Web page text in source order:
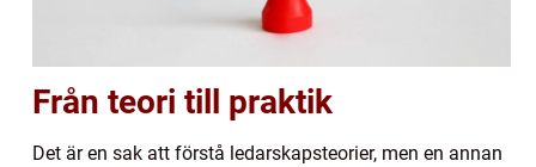
Från teori till praktik
Det är en sak att förstå ledarskapsteorier, men en annan